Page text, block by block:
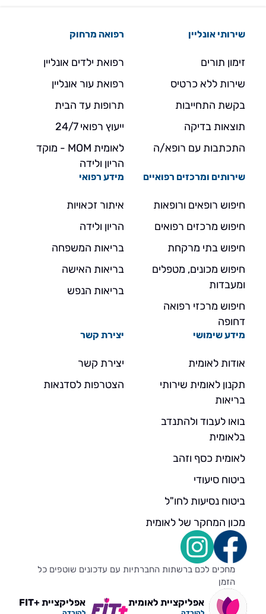
שירותי אונליין
זימון תורים
שירות ללא כרטיס
בקשת התחייבות
תוצאות בדיקה
התכתבות עם רופא/ה
רפואה מרחוק
רפואת ילדים אונליין
רפואת עור אונליין
תרופות עד הבית
ייעוץ רפואי 24/7
לאומית MOM - מוקד
הריון ולידה
שירותים ומרכזים רפואיים
חיפוש רופאים ורופאות
חיפוש מרכזים רפואים
חיפוש בתי מרקחת
חיפוש מכונים, מטפלים
ומעבדות
חיפוש מרכזי רפואה
דחופה
מידע רפואי
איתור זכאויות
הריון ולידה
בריאות המשפחה
בריאות האישה
בריאות הנפש
מידע שימושי
אודות לאומית
תקנון לאומית שירותי
בריאות
בואו לעבוד ולהתנדב
בלאומית
לאומית כסף וזהב
ביטוח סיעודי
ביטוח נסיעות לחו"ל
מכון המחקר של לאומית
יצירת קשר
יצירת קשר
הצטרפות לסדנאות
מחכים לכם ברשתות החברתיות עם עדכונים שוטפים כל
הזמן
אפליקציית לאומית אפליקציית +FIT